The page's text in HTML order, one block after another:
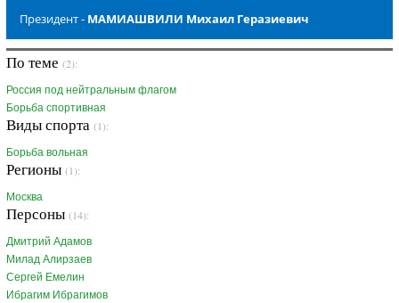
Президент - МАМИАШВИЛИ Михаил Геразиевич
По теме (2):
Россия под нейтральным флагом
Борьба спортивная
Виды спорта (1):
Борьба вольная
Регионы (1):
Москва
Персоны (14):
Дмитрий Адамов
Милад Алирзаев
Сергей Емелин
Ибрагим Ибрагимов